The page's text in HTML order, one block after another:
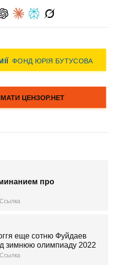
про
Ссылка
еще сотню Фуйдаев
зимнюю олимпиаду 2022
Ссылка